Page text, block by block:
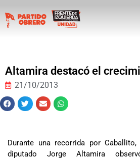
Altamira destacó el
21/10/2013
Durante una recorrida por
diputado Jorge Altamira